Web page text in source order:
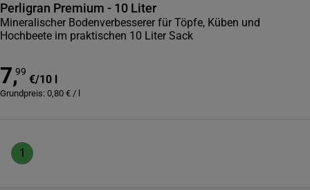
Perligran Premium - 10 Liter
Mineralischer Bodenverbesserer für Töpfe, Küben und
Hochbeete im praktischen 10 Liter Sack
7,99
€/10 l
Grundpreis: 0,80 € /
1